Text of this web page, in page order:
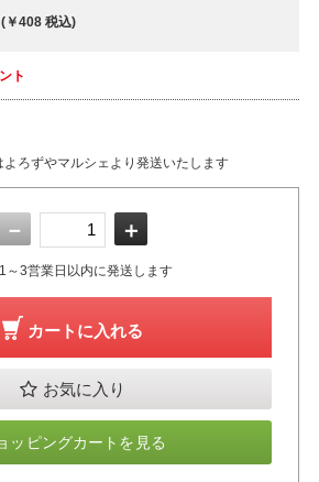
(￥408税込)
ト
よろずやマルシェより発送いたします
－ ＋
～3営業日以内に発送します
カートに入れる
お気に入り
ッピングカートを見る